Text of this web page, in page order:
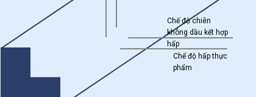
Chế độ chiên
không dầu kết hợp
hấp
Chế độ hấp thực
phẩm